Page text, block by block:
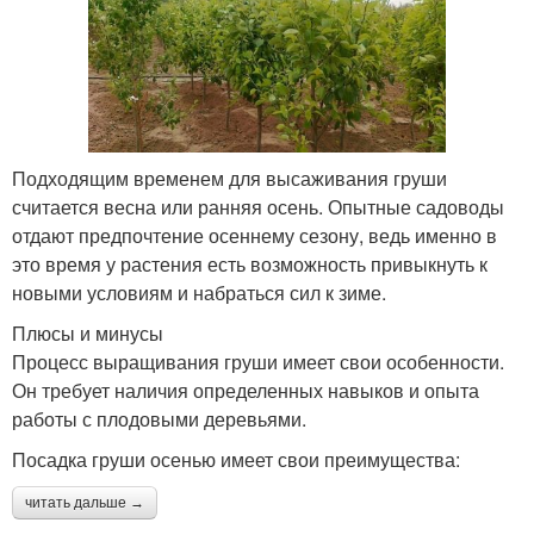
Подходящим временем для высаживания груши
считается весна или ранняя осень. Опытные садоводы
отдают предпочтение осеннему сезону, ведь именно в
это время у растения есть возможность привыкнуть к
новыми условиям и набраться сил к зиме.
Плюсы и минусы
Процесс выращивания груши имеет свои особенности.
Он требует наличия определенных навыков и опыта
работы с плодовыми деревьями.
Посадка груши осенью имеет свои преимущества:
читать дальше →